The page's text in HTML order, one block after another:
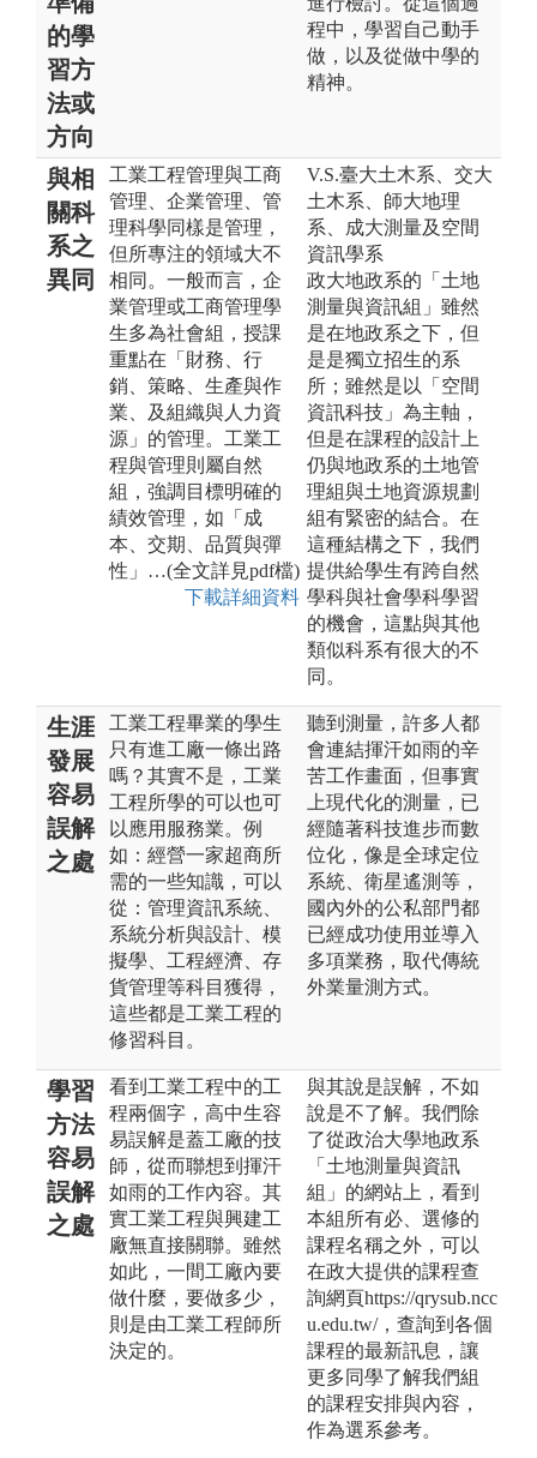
的學
習方
法或
方向
程中，學習自己動手
做，以及從做中學的
精神。
與相
關科
系之
異同
工業工程管理與工商
管理、企業管理、管
理科學同樣是管理，
但所專注的領域大不
相同。一般而言，企
業管理或工商管理學
生多為社會組，授課
重點在「財務、行
銷、策略、生產與作
業、及組織與人力資
源」的管理。工業工
程與管理則屬自然
組，強調目標明確的
績效管理，如「成
本、交期、品質與彈
性」…(全文詳見pdf檔)
下載詳細資料
V.S.臺大土木系、交大
土木系、師大地理
系、成大測量及空間
資訊學系
政大地政系的「土地
測量與資訊組」雖然
是在地政系之下，但
是是獨立招生的系
所；雖然是以「空間
資訊科技」為主軸，
但是在課程的設計上
仍與地政系的土地管
理組與土地資源規劃
組有緊密的結合。在
這種結構之下，我們
提供給學生有跨自然
學科與社會學科學習
的機會，這點與其他
類似科系有很大的不
同。
生涯
發展
容易
誤解
之處
工業工程畢業的學生
只有進工廠一條出路
嗎？其實不是，工業
工程所學的可以也可
以應用服務業。例
如：經營一家超商所
需的一些知識，可以
從：管理資訊系統、
系統分析與設計、模
擬學、工程經濟、存
貨管理等科目獲得，
這些都是工業工程的
修習科目。
聽到測量，許多人都
會連結揮汗如雨的辛
苦工作畫面，但事實
上現代化的測量，已
經隨著科技進步而數
位化，像是全球定位
系統、衛星遙測等，
國內外的公私部門都
已經成功使用並導入
多項業務，取代傳統
外業量測方式。
學習
方法
容易
誤解
之處
看到工業工程中的工
程兩個字，高中生容
易誤解是蓋工廠的技
師，從而聯想到揮汗
如雨的工作內容。其
實工業工程與興建工
廠無直接關聯。雖然
如此，一間工廠內要
做什麼，要做多少，
則是由工業工程師所
決定的。
與其說是誤解，不如
說是不了解。我們除
了從政治大學地政系
「土地測量與資訊
組」的網站上，看到
本組所有必、選修的
課程名稱之外，可以
在政大提供的課程查
詢網頁https://qrysub.ncc
u.edu.tw/，查詢到各個
課程的最新訊息，讓
更多同學了解我們組
的課程安排與內容，
作為選系參考。